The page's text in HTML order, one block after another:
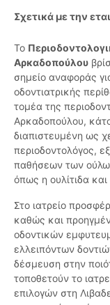
Σχετικά με την
Το
Αρκαδοπούλου
σημείο αναφοράς
οδοντιατρικής
τομέα της
Αρκαδοπούλου,
διαπιστευμένη ως
περιοδοντολόγος,
παθήσεων των
όπως η ουλίτιδα και
Στο ιατρείο
καθώς και
οδοντικών
ελλειπόντων
δέσμευση στην
τοποθετούν το
επιλογών στη